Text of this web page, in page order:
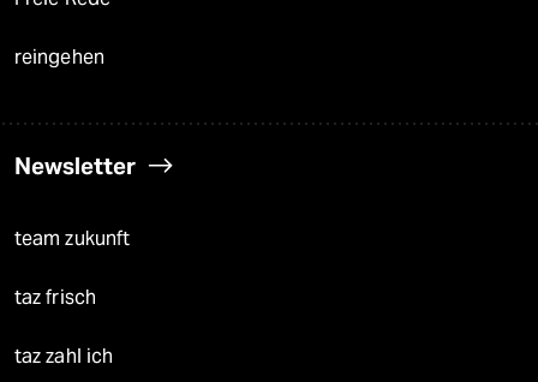
reingehen
Newsletter
team zukunft
taz frisch
taz zahl ich